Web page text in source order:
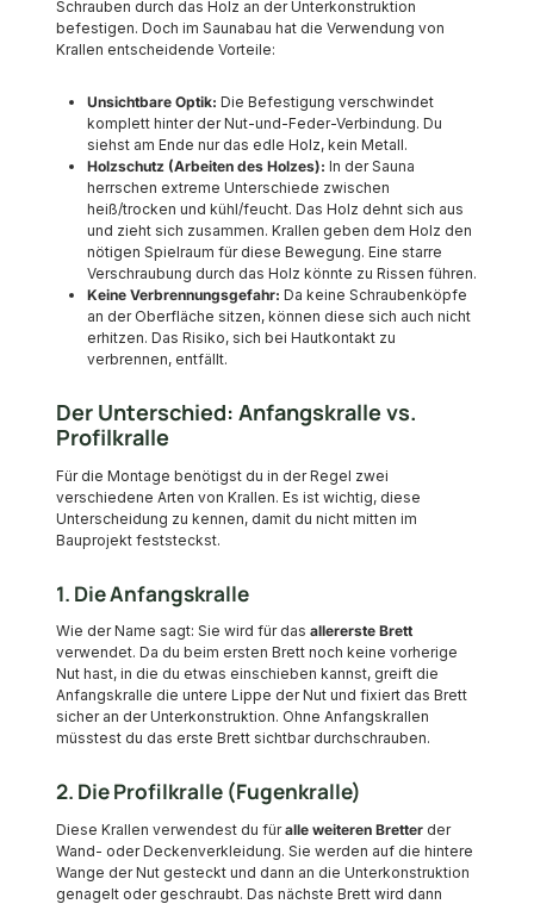
Schrauben durch das Holz an der Unterkonstruktion
befestigen. Doch im Saunabau hat die Verwendung von
Krallen entscheidende Vorteile:
Unsichtbare Optik: Die Befestigung verschwindet
komplett hinter der Nut-und-Feder-Verbindung. Du
siehst am Ende nur das edle Holz, kein Metall.
Holzschutz (Arbeiten des Holzes): In der Sauna
herrschen extreme Unterschiede zwischen
heiß/trocken und kühl/feucht. Das Holz dehnt sich aus
und zieht sich zusammen. Krallen geben dem Holz den
nötigen Spielraum für diese Bewegung. Eine starre
Verschraubung durch das Holz könnte zu Rissen führen.
Keine Verbrennungsgefahr: Da keine Schraubenköpfe
an der Oberfläche sitzen, können diese sich auch nicht
erhitzen. Das Risiko, sich bei Hautkontakt zu
verbrennen, entfällt.
Der Unterschied: Anfangskralle vs.
Profilkralle
Für die Montage benötigst du in der Regel zwei
verschiedene Arten von Krallen. Es ist wichtig, diese
Unterscheidung zu kennen, damit du nicht mitten im
Bauprojekt feststeckst.
1. Die Anfangskralle
Wie der Name sagt: Sie wird für das allererste Brett
verwendet. Da du beim ersten Brett noch keine vorherige
Nut hast, in die du etwas einschieben kannst, greift die
Anfangskralle die untere Lippe der Nut und fixiert das Brett
sicher an der Unterkonstruktion. Ohne Anfangskrallen
müsstest du das erste Brett sichtbar durchschrauben.
2. Die Profilkralle (Fugenkralle)
Diese Krallen verwendest du füralle weiteren Bretter der
Wand- oder Deckenverkleidung. Sie werden auf die hintere
Wange der Nut gesteckt und dann an die Unterkonstruktion
genagelt oder geschraubt. Das nächste Brett wird dann